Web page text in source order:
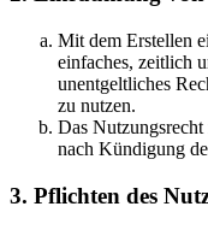
Mit dem Erstellen
einfaches, zeitlich
unentgeltliches
zu nutzen.
Das
nach Kündigung
3. Pflichten des